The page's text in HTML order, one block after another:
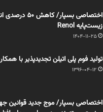
زیست‌پایه Renol
1404-11-25
تولید فوم پلی اتیلن تجدیدپذیر با
1396-04-12
اختصاصی بسپار/ موج جدید قوانین